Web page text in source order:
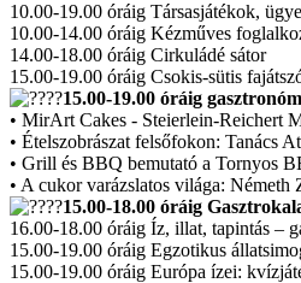
10.00-19.00 óráig Társasjátékok,
10.00-14.00 óráig Kézműves
14.00-18.00 óráig Cirkuládé sátor
15.00-19.00 óráig Csokis-sütis
15.00-19.00 óráig
• MirArt Cakes - Steierlein-Reichert
• Ételszobrászat felsőfokon: Tanács
• Grill és BBQ bemutató a Tornyos
• A cukor varázslatos világa: Németh
15.00-18.00 óráig
16.00-18.00 óráig Íz, illat, tapintás –
15.00-19.00 óráig Egzotikus
15.00-19.00 óráig Európa ízei: